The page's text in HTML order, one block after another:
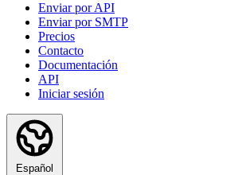
Enviar por API
Enviar por SMTP
Precios
Contacto
Documentación
API
Iniciar sesión
Español